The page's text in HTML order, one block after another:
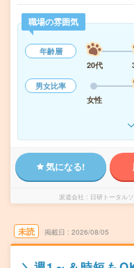
職場の雰囲気
年齢層
20代
男女比率
女性
気になる!
派遣会社 日研トータル
未読 掲載日 2026/08/05